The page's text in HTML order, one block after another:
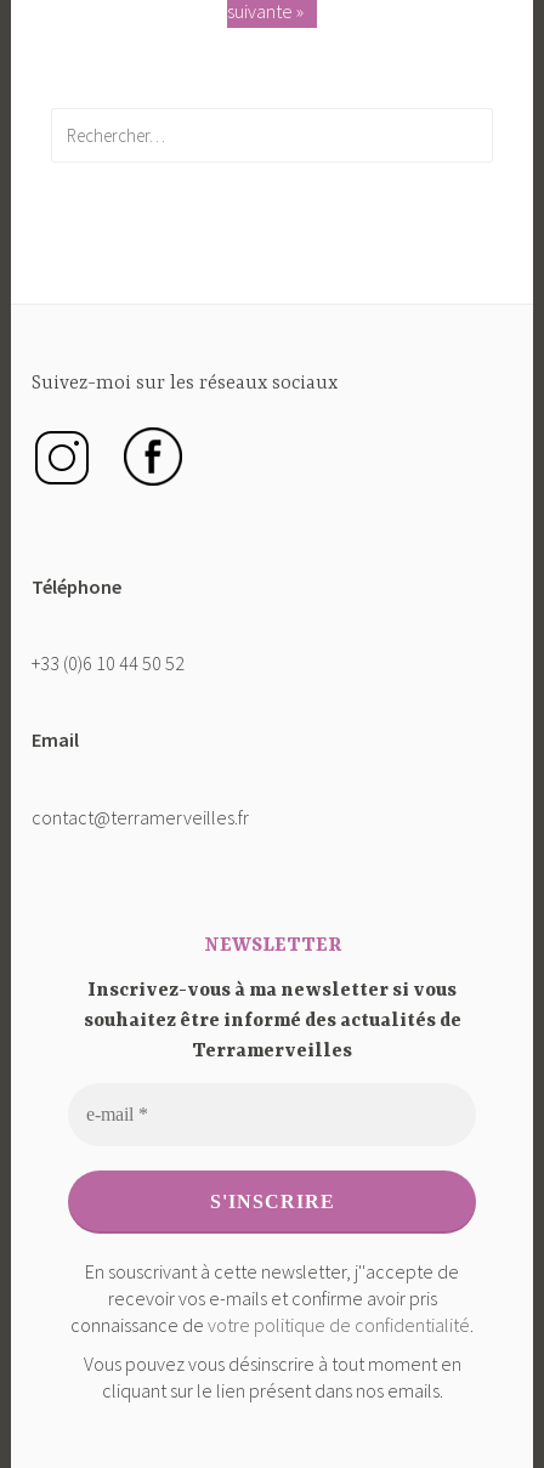
des
suivante »
Suivez-moi sur les réseaux sociaux
Téléphone
+33 (0)6 10 44 50 52
Email
contact@terramerveilles.fr
NEWSLETTER
Inscrivez-vous à ma newsletter si vous
souhaitez être informé des actualités de
Terramerveilles
En souscrivant à cette newsletter, j''accepte de
recevoir vos e-mails et confirme avoir pris
connaissance de votre politique de confidentialité
Vous pouvez vous désinscrire à tout moment en
cliquant sur le lien présent dans nos emails.